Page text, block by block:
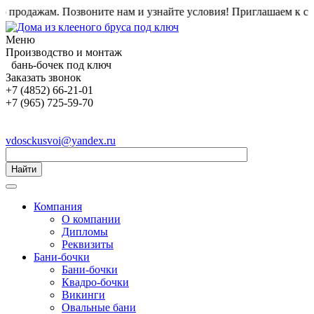
Позвоните нам и узнайте условия! Приглашаем к
Меню
Производство и монтаж
бань-бочек под ключ
Заказать звонок
+7 (4852) 66-21-01
+7 (965) 725-59-70
vdosckusvoi@yandex.ru
Найти
Компания
О компании
Дипломы
Реквизиты
Бани-бочки
Бани-бочки
Квадро-бочки
Викинги
Овальные бани